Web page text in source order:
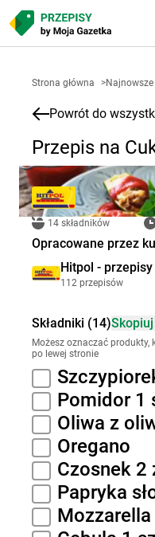
Strona główna >
Powrót do
Przepis na
14 składników
Opracowane przez
Hitpol - przepisy
112 przepisów
Składniki (14)
Możesz oznaczać
po lewej stronie
Pomidor 1
Oliwa z
Oregano
Czosnek 2
Papryka